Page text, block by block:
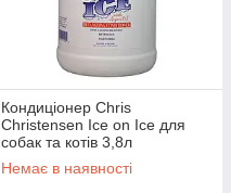
Кондиціонер Chris
Christensen Ice on Ice для
собак та котів 3,8л
Немає в наявності